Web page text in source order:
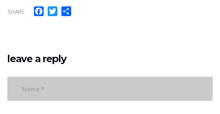
SHARE Facebook
Twitter
leave a reply